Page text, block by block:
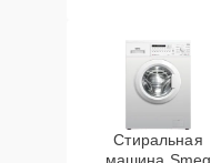
Стиральная